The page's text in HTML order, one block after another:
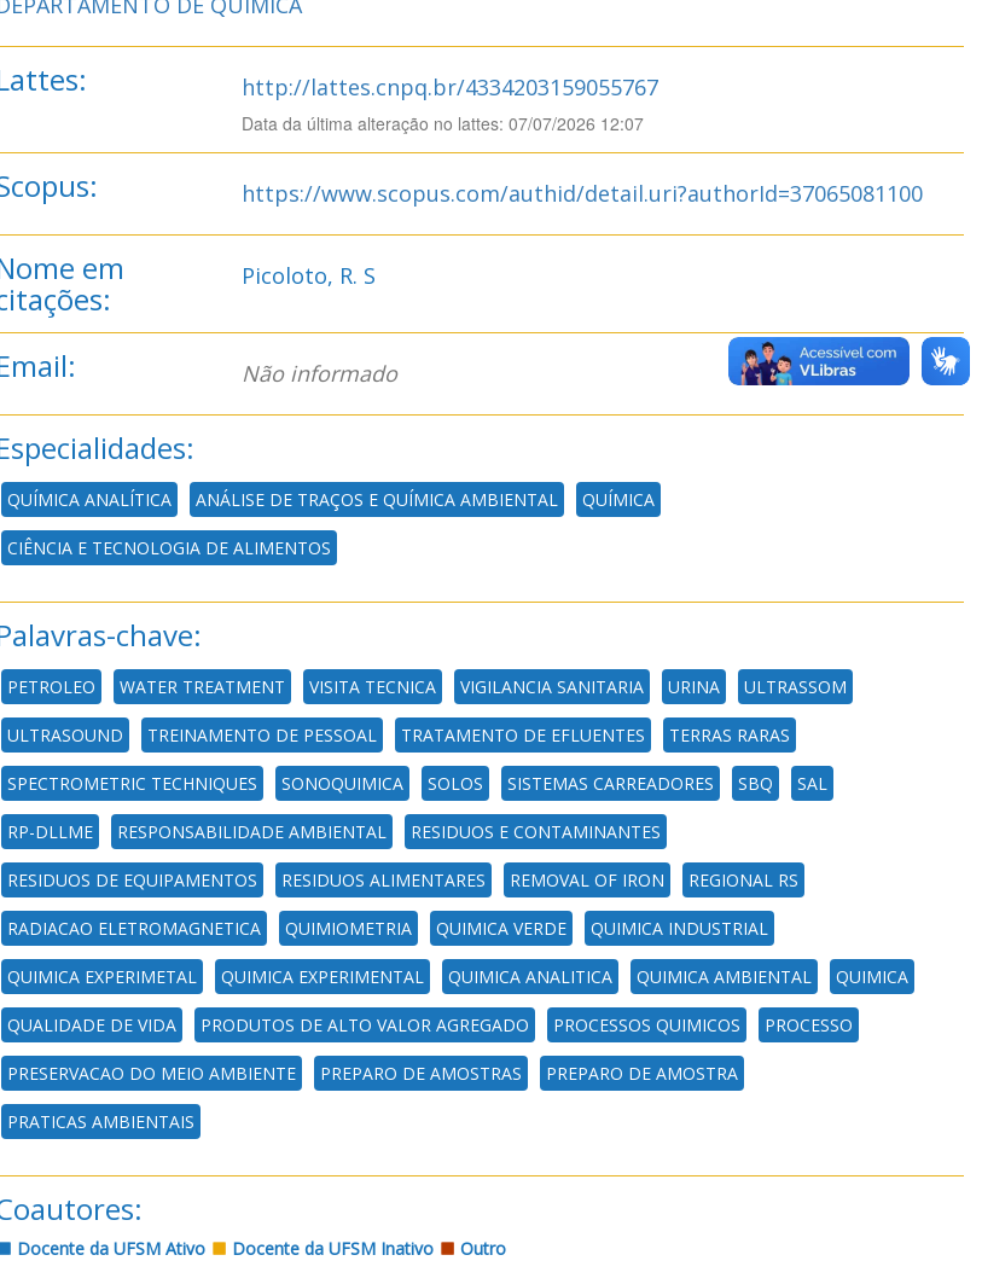
http://lattes.cnpq.br/4334203159055767
Data da última alteração no lattes: 07/07/2026 12:07
https://www.scopus.com/authid/detail.uri?authorId=37065081100
em Picoloto, R. S
Não informado
QUÍMICA ANALÍTICA ANÁLISE DE TRAÇOS E QUÍMICA AMBIENTAL QUÍMICA
CIÊNCIA E TECNOLOGIA DE ALIMENTOS
chave:
PETROLEO WATER TREATMENT VISITA TECNICA VIGILANCIA SANITARIA URINA ULTRASSOM
ULTRASOUND TREINAMENTO DE PESSOAL TRATAMENTO DE EFLUENTES TERRAS RARAS
SPECTROMETRIC TECHNIQUES SONOQUIMICA SOLOS SISTEMAS CARREADORES SBQ SAL
RP-DLLME RESPONSABILIDADE AMBIENTAL RESIDUOS E CONTAMINANTES
RESIDUOS DE EQUIPAMENTOS RESIDUOS ALIMENTARES REMOVAL OF IRON REGIONAL RS
RADIACAO ELETROMAGNETICA QUIMIOMETRIA QUIMICA VERDE QUIMICA INDUSTRIAL
QUIMICA EXPERIMETAL QUIMICA EXPERIMENTAL QUIMICA ANALITICA QUIMICA AMBIENTAL QUIMICA
QUALIDADE DE VIDA PRODUTOS DE ALTO VALOR AGREGADO PROCESSOS QUIMICOS PROCESSO
PRESERVACAO DO MEIO AMBIENTE PREPARO DE AMOSTRAS PREPARO DE AMOSTRA
PRATICAS AMBIENTAIS
Docente da UFSM Ativo Docente da UFSM Inativo Outro